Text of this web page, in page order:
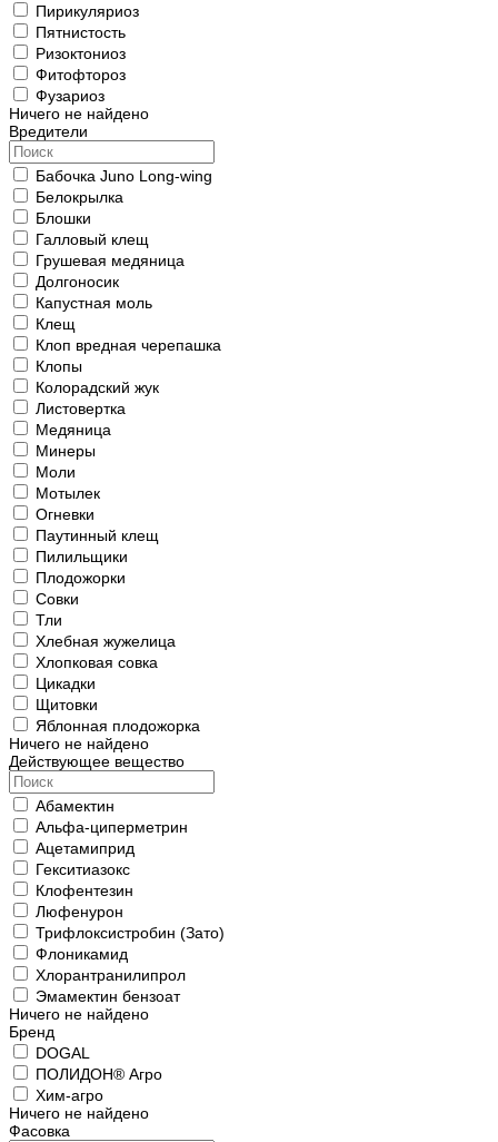
Пирикуляриоз
Пятнистость
Ризоктониоз
Фитофтороз
Фузариоз
Ничего не найдено
Вредители
Бабочка Juno Long-wing
Белокрылка
Блошки
Галловый клещ
Грушевая медяница
Долгоносик
Капустная моль
Клещ
Клоп вредная черепашка
Клопы
Колорадский жук
Листовертка
Медяница
Минеры
Моли
Мотылек
Огневки
Паутинный клещ
Пилильщики
Плодожорки
Совки
Тли
Хлебная жужелица
Хлопковая совка
Цикадки
Щитовки
Яблонная плодожорка
Ничего не найдено
Действующее вещество
Абамектин
Альфа-циперметрин
Ацетамиприд
Гекситиазокс
Клофентезин
Люфенурон
Трифлоксистробин (Зато)
Флоникамид
Хлорантранилипрол
Эмамектин бензоат
Ничего не найдено
Бренд
DOGAL
ПОЛИДОН® Агро
Хим-агро
Ничего не найдено
Фасовка